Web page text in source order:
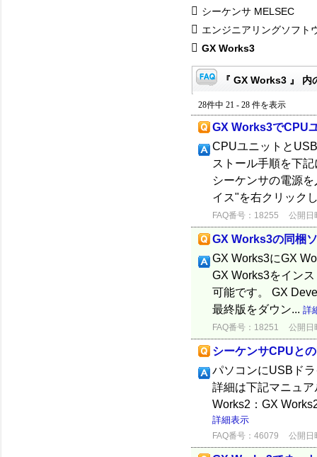
シーケンサ MELSEC
エンジニアリングソフト
GX Works3
『 GX Works3 』 内
28件中 21 - 28 件を表示
GX Works3でCPU
CPUユニットと
ストール手順を下
シーケンサの電源
イス"を右クリック
FAQ番号：18255 公開日
GX Works3の同梱
GX Works3にGX
GX Works3をイン
可能です。 GX
最終版をダウン... 詳
FAQ番号：18251 公開日
シーケンサCPUと
パソコンにUSBド
詳細は下記マニュ
Works2：GX
詳細表示
FAQ番号：46079 公開日